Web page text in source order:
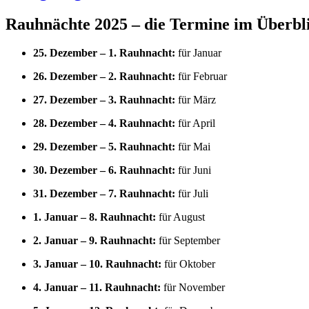
Rauhnächte 2025 – die Termine im
25. Dezember – 1. Rauhnacht: für Januar
26. Dezember – 2. Rauhnacht: für Februar
27. Dezember – 3. Rauhnacht: für März
28. Dezember – 4. Rauhnacht: für April
29. Dezember – 5. Rauhnacht: für Mai
30. Dezember – 6. Rauhnacht: für Juni
31. Dezember – 7. Rauhnacht: für Juli
1. Januar – 8. Rauhnacht: für August
2. Januar – 9. Rauhnacht: für September
3. Januar – 10. Rauhnacht: für Oktober
4. Januar – 11. Rauhnacht: für November